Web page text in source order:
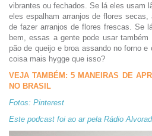
vibrantes ou fechados. Se lá eles usam
eles espalham arranjos de flores
de fazer arranjos de flores frescas. Se
bem, essas a gente pode usar
pão de queijo e broa assando no forno
coisa mais hygge que isso?
VEJA TAMBÉM: 5 MANEIRAS DE
NO BRASIL
Fotos: Pinterest
Este podcast foi ao ar pela Rádio